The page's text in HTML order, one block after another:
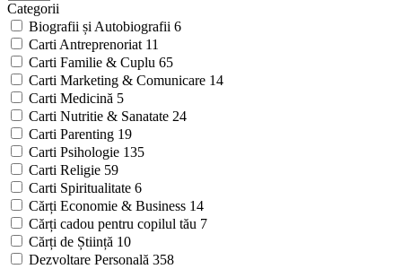
Categorii
Biografii și Autobiografii 6
Carti Antreprenoriat 11
Carti Familie & Cuplu 65
Carti Marketing & Comunicare 14
Carti Medicină 5
Carti Nutritie & Sanatate 24
Carti Parenting 19
Carti Psihologie 135
Carti Religie 59
Carti Spiritualitate 6
Cărți Economie & Business 14
Cărți cadou pentru copilul tău 7
Cărți de Știință 10
Dezvoltare Personală 358